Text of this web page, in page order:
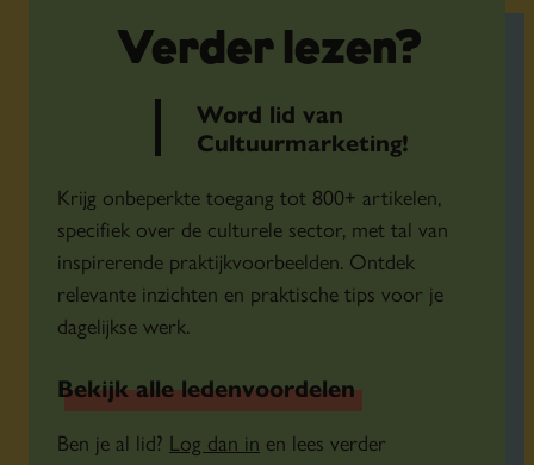
Verder lezen?
Word lid van
Cultuurmarketing!
Krijg onbeperkte toegang tot 800+ artikelen,
specifiek over de culturele sector, met tal van
inspirerende praktijkvoorbeelden. Ontdek
relevante inzichten en praktische tips voor je
dagelijkse werk.
Bekijk alle ledenvoordelen
Ben je al lid? Log dan in en lees verder